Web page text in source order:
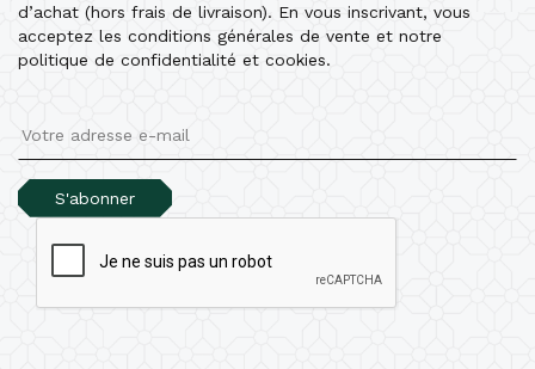
d’achat (hors frais de livraison). En vous inscrivant, vous
acceptez les conditions générales de vente et notre
politique de confidentialité et cookies.
S'abonner